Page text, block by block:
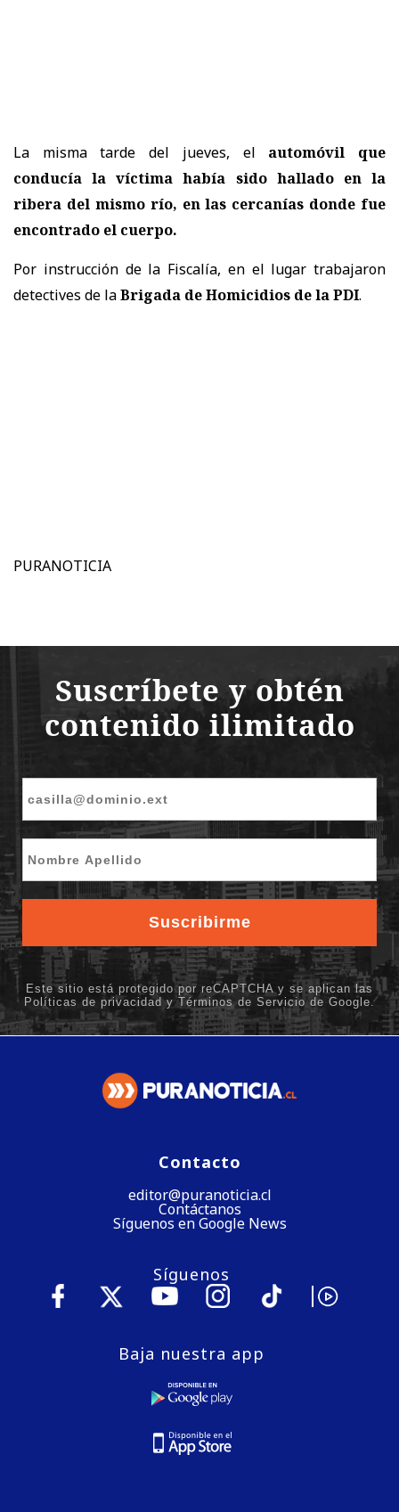
La misma tarde del jueves, el automóvil que
conducía la víctima había sido hallado en la
ribera del mismo río, en las cercanías donde fue
encontrado el cuerpo.
Por instrucción de la Fiscalía, en el lugar trabajaron
detectives de laBrigada de Homicidios de la PDI.
PURANOTICIA
Contacto
editor@puranoticia.cl
Contáctanos
Síguenos en Google News
Síguenos
Baja nuestra app